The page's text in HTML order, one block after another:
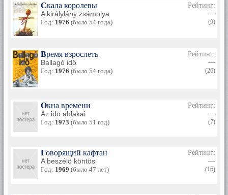
Скала королевы
A királylány zsámolya
Год: 1976 (было 54 года)
Рейтинг:
—
(9)
Время взрослеть
Ballagó idö
Год: 1976 (было 54 года)
Рейтинг:
—
(26)
Окна времени
Az idö ablakai
Год: 1973 (было 51 год)
Рейтинг:
—
(7)
Говорящий кафтан
A beszélö köntös
Год: 1969 (было 47 лет)
Рейтинг:
—
(16)